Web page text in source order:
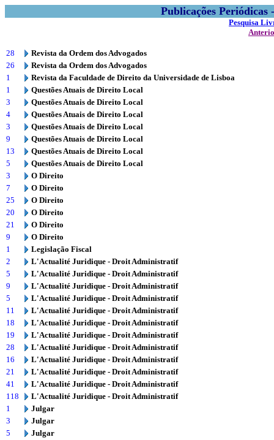
Publicações
Pesquisa
28
Revista da Ordem dos Advogados
26
Revista da Ordem dos Advogados
1
Revista da Faculdade de Direito da Universidade de Lisboa
1
Questões Atuais de Direito Local
3
Questões Atuais de Direito Local
4
Questões Atuais de Direito Local
3
Questões Atuais de Direito Local
9
Questões Atuais de Direito Local
13
Questões Atuais de Direito Local
5
Questões Atuais de Direito Local
3
O Direito
7
O Direito
25
O Direito
20
O Direito
21
O Direito
9
O Direito
1
Legislação Fiscal
2
L'Actualité Juridique - Droit Administratif
5
L'Actualité Juridique - Droit Administratif
9
L'Actualité Juridique - Droit Administratif
5
L'Actualité Juridique - Droit Administratif
11
L'Actualité Juridique - Droit Administratif
18
L'Actualité Juridique - Droit Administratif
19
L'Actualité Juridique - Droit Administratif
28
L'Actualité Juridique - Droit Administratif
16
L'Actualité Juridique - Droit Administratif
21
L'Actualité Juridique - Droit Administratif
41
L'Actualité Juridique - Droit Administratif
118
L'Actualité Juridique - Droit Administratif
1
Julgar
3
Julgar
5
Julgar